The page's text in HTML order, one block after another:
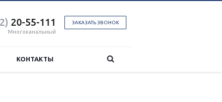
ЗАКАЗАТЬ ЗВОНОК
20-55-111
Многоканальный
КОНТАКТЫ